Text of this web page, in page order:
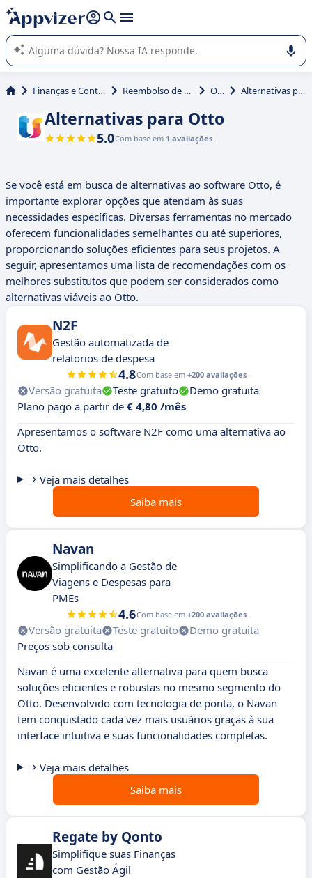
de nossa IA (várias linhas com
A IA do Appvizer o orienta no uso ou na seleção de software
SaaS para sua empresa.
Finanças e Contabilidade Reembolso de Despesas Otto Alternativas para Otto
Alternativas para Otto
5.0Com base em 1 avaliações
Se você está em busca de alternativas ao software Otto, é
importante explorar opções que atendam às suas
necessidades específicas. Diversas ferramentas no mercado
oferecem funcionalidades semelhantes ou até superiores,
proporcionando soluções eficientes para seus projetos. A
seguir, apresentamos uma lista de recomendações com os
melhores substitutos que podem ser considerados como
alternativas viáveis ao Otto.
N2F
Gestão automatizada de
relatorios de despesa
4.8Com base em +200 avaliações
Versão gratuita Teste gratuito
Demo gratuita
Plano pago a partir de € 4,80 /mês
Apresentamos o software N2F como uma alternativa ao
Otto.
Veja mais detalhes
Saiba mais
Navan
Simplificando a Gestão de
Viagens e Despesas para
PMEs
4.6Com base em +200 avaliações
Versão gratuita Teste gratuito
Demo gratuita
Preços sob consulta
Navan é uma excelente alternativa para quem busca
soluções eficientes e robustas no mesmo segmento do
Otto. Desenvolvido com tecnologia de ponta, o Navan
tem conquistado cada vez mais usuários graças à sua
interface intuitiva e suas funcionalidades completas.
Veja mais detalhes
Saiba mais
Regate by Qonto
Simplifique suas Finanças
com Gestão Ágil